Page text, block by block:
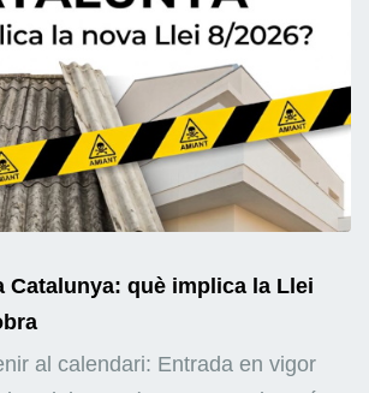
Catalunya: què implica la Llei
al calendari: Entrada en vigor